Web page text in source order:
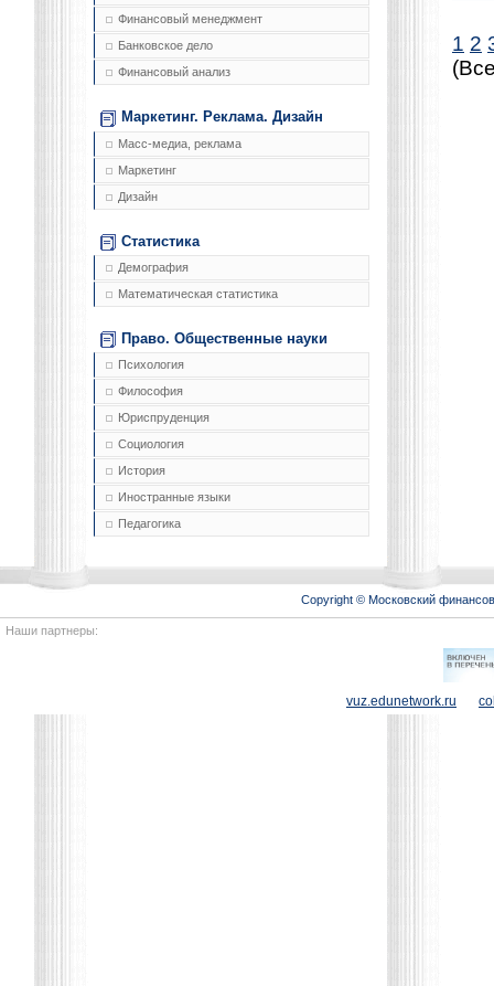
Финансовый менеджмент
Банковское дело
Финансовый анализ
Маркетинг. Реклама. Дизайн
Масс-медиа, реклама
Маркетинг
Дизайн
Статистика
Демография
Математическая статистика
Право. Общественные науки
Психология
Философия
Юриспруденция
Социология
История
Иностранные языки
Педагогика
1 2
Copyright © Московский
Наши партнеры:
vuz.edunetwork.ru